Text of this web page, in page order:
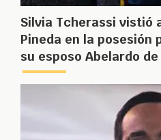
Silvia Tcherassi vistió
Pineda en la posesión
su esposo Abelardo